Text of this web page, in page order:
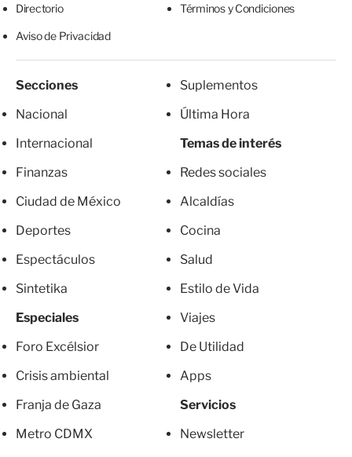
Directorio Términos y Condiciones
Aviso de Privacidad
Secciones
Nacional
Internacional
Finanzas
Ciudad de México
Deportes
Espectáculos
Sintetika
Especiales
Foro Excélsior
Crisis ambiental
Franja de Gaza
Metro CDMX
Suplementos
Última Hora
Temas de interés
Redes sociales
Alcaldías
Cocina
Salud
Estilo de Vida
Viajes
De Utilidad
Apps
Servicios
Newsletter